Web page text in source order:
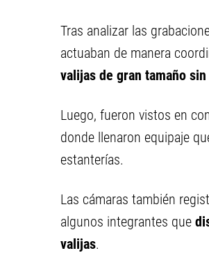
Tras analizar las
actuaban de manera
valijas de gran tamaño
Luego, fueron vistos en
donde llenaron equipaje
estanterías.
Las cámaras también
algunos integrantes que
valijas.